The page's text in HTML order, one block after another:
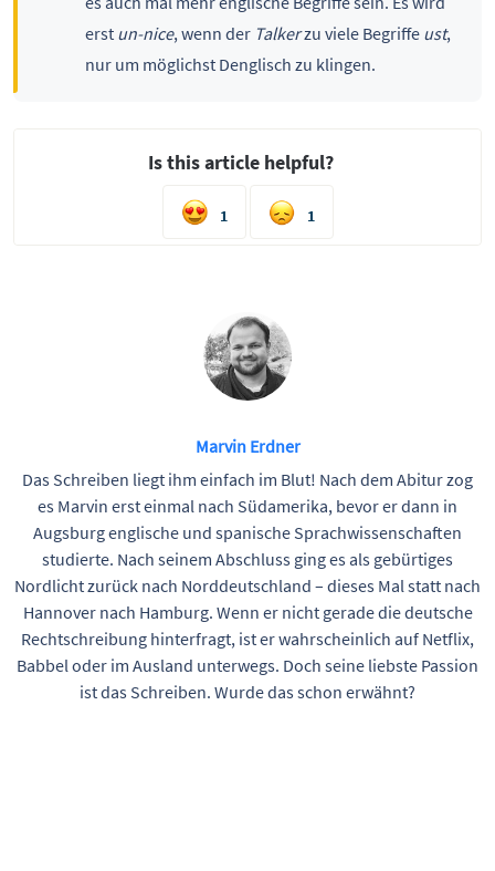
erst un-nice, wenn der Talkerzu viele Begriffe ust,
nur um möglichst Denglisch zu klingen.
Is this article helpful?
1 1
Marvin Erdner
Das Schreiben liegt ihm einfach im Blut! Nach dem Abitur zog
es Marvin erst einmal nach Südamerika, bevor er dann in
Augsburg englische und spanische Sprachwissenschaften
studierte. Nach seinem Abschluss ging es als gebürtiges
Nordlicht zurück nach Norddeutschland – dieses Mal statt nach
Hannover nach Hamburg. Wenn er nicht gerade die deutsche
Rechtschreibung hinterfragt, ist er wahrscheinlich auf Netflix,
Babbel oder im Ausland unterwegs. Doch seine liebste Passion
ist das Schreiben. Wurde das schon erwähnt?